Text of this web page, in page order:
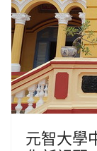
元智大學